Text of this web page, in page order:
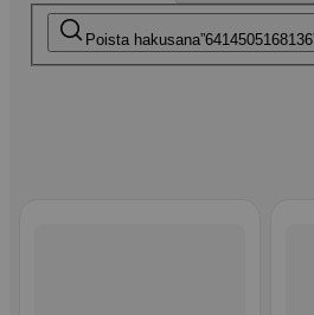
Poista hakusana 6414505168136